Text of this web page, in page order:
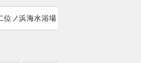
位ノ浜海水浴場